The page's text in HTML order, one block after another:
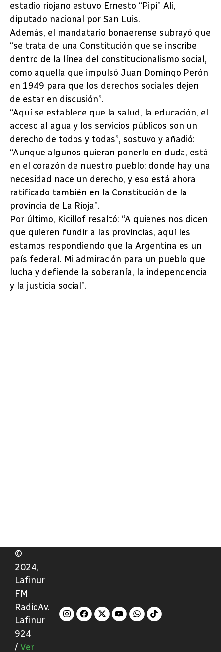
estadio riojano estuvo Ernesto “Pipi” Ali,
diputado nacional por San Luis.
Además, el mandatario bonaerense subrayó que
“se trata de una Constitución que se inscribe
dentro de la línea del constitucionalismo social,
como aquella que impulsó Juan Domingo Perón
en 1949 para que los derechos sociales dejen
de estar en discusión”.
“Aquí se establece que la salud, la educación, el
acceso al agua y los servicios públicos son un
derecho de todos y todas”, sostuvo y añadió:
“Aunque algunos quieran ponerlo en duda, está
en el corazón de nuestro pueblo: donde hay una
necesidad nace un derecho, y eso está ahora
ratificado también en la Constitución de la
provincia de La Rioja”.
Por último, Kicillof resaltó: “A quienes nos dicen
que quieren fundir a las provincias, aquí les
estamos respondiendo que la Argentina es un
país federal. Mi admiración para un pueblo que
lucha y defiende la soberanía, la independencia
y la justicia social”.
©
2024,
Lafinur
FM
RadioAv.
Lafinur
924
/ Ver